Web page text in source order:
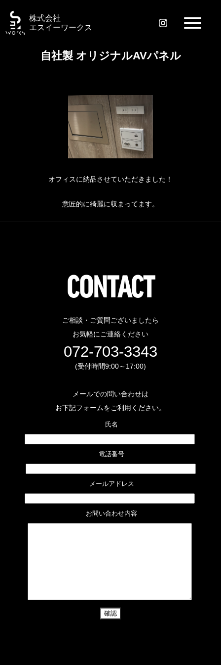
株式会社
エスイーワークス
自社製 オリジナルAVパネル
オフィスに納品させていただきました！
意匠的に綺麗に収まってます。
CONTACT
ご相談・ご質問ございましたら
お気軽にご連絡ください
072-703-3343
(受付時間9:00～17:00)
メールでの問い合わせは
お下記フォームをご利用ください。
氏名
電話番号
メールアドレス
お問い合わせ内容